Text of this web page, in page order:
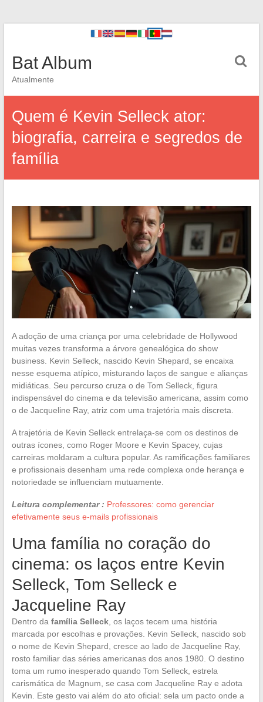
Bat Album
Atualmente
Quem é Kevin Selleck ator:
biografia, carreira e segredos de
família
A adoção de uma criança por uma celebridade de Hollywood
muitas vezes transforma a árvore genealógica do show
business. Kevin Selleck, nascido Kevin Shepard, se encaixa
nesse esquema atípico, misturando laços de sangue e alianças
midiáticas. Seu percurso cruza o de Tom Selleck, figura
indispensável do cinema e da televisão americana, assim como
o de Jacqueline Ray, atriz com uma trajetória mais discreta.
A trajetória de Kevin Selleck entrelaça-se com os destinos de
outras ícones, como Roger Moore e Kevin Spacey, cujas
carreiras moldaram a cultura popular. As ramificações familiares
e profissionais desenham uma rede complexa onde herança e
notoriedade se influenciam mutuamente.
Leitura complementar : Professores: como gerenciar
efetivamente seus e-mails profissionais
Uma família no coração do
cinema: os laços entre Kevin
Selleck, Tom Selleck e
Jacqueline Ray
Dentro da família Selleck, os laços tecem uma história
marcada por escolhas e provações. Kevin Selleck, nascido sob
o nome de Kevin Shepard, cresce ao lado de Jacqueline Ray,
rosto familiar das séries americanas dos anos 1980. O destino
toma um rumo inesperado quando Tom Selleck, estrela
carismática de Magnum, se casa com Jacqueline Ray e adota
Kevin. Este gesto vai além do ato oficial: sela um pacto onde a